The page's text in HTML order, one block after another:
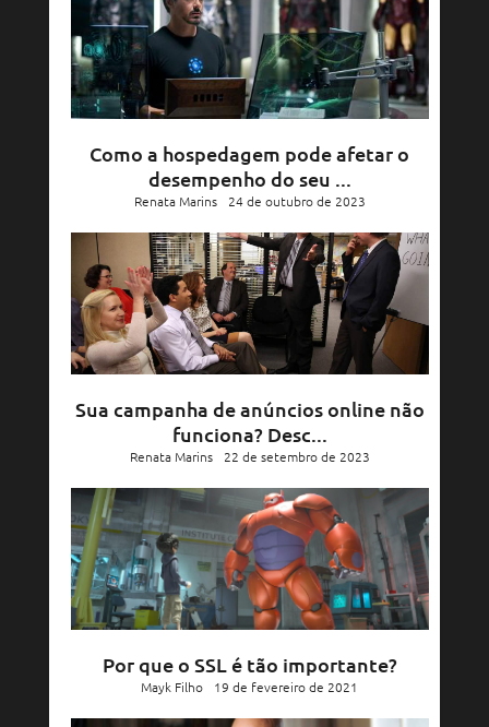
Como a hospedagem pode afetar o
desempenho do seu ...
Renata Marins 24 de outubro de 2023
Sua campanha de anúncios online não
funciona? Desc...
Renata Marins 22 de setembro de 2023
Por que o SSL é tão importante?
Mayk Filho 19 de fevereiro de 2021